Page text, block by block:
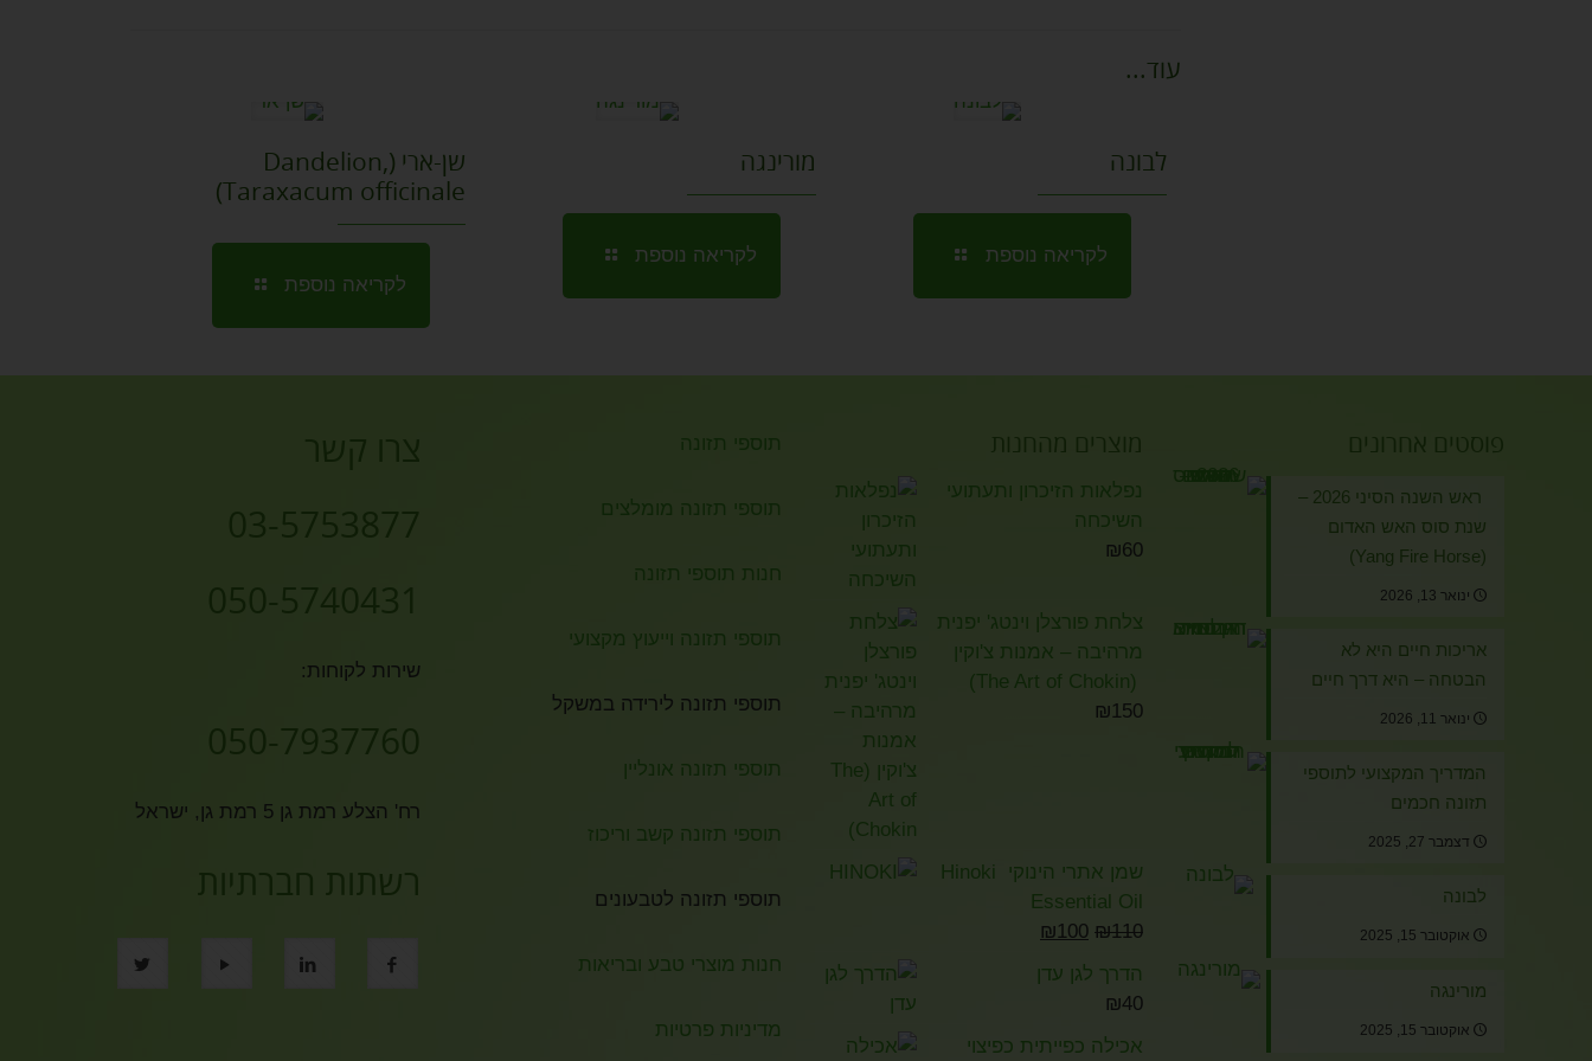
עוד...
לבונה
לקריאה נוספת
מורינגה
לקריאה נוספת
שן-ארי (Dandelion,
Taraxacum officinale)
לקריאה נוספת
פוסטים אחרונים
ראש השנה הסיני 2026 –
שנת סוס האש האדום
(Yang Fire Horse)
ינואר 13, 2026
אריכות חיים היא לא
הבטחה – היא דרך חיים
ינואר 11, 2026
המדריך המקצועי לתוספי
תזונה חכמים
דצמבר 27, 2025
לבונה
אוקטובר 15, 2025
מורינגה
אוקטובר 15, 2025
מוצרים מהחנות
נפלאות הזיכרון ותעתועי
השיכחה
₪60
צלחת פורצלן וינטג' יפנית
מרהיבה – אמנות צ'וקין
(The Art of Chokin)
₪150
שמן אתרי הינוקי Hinoki
Essential Oil
₪110
₪100
הדרך לגן עדן
₪40
אכילה כפייתית כפיצוי
תוספי תזונה
תוספי תזונה מומלצים
חנות תוספי תזונה
תוספי תזונה וייעוץ מקצועי
תוספי תזונה לירידה במשקל
תוספי תזונה אונליין
תוספי תזונה קשב וריכוז
תוספי תזונה לטבעונים
חנות מוצרי טבע ובריאות
מדיניות פרטיות
שירות לקוחות:
050-7937760
רח' הצלע רמת גן 5 רמת גן, ישראל
רשתות חברתיות